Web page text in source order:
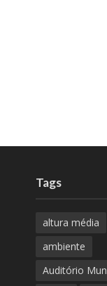
Tags
altura média
ambiente
Auditório